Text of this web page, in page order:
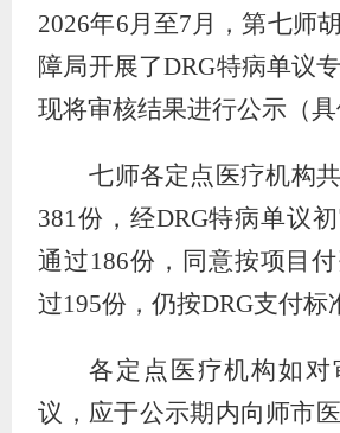
2026年6月至7月，第七师
障局开展了DRG特病单议
现将审核结果进行公示（具
七师各定点医疗机构
381份，经DRG特病单议
通过186份，同意按项目
过195份，仍按DRG支付标
各定点医疗机构如对
议，应于公示期内向师市